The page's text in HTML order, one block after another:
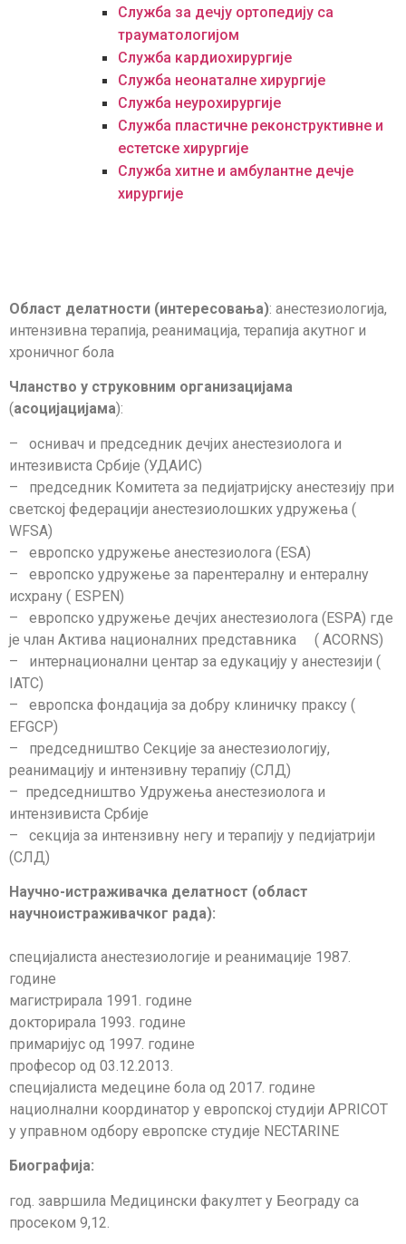
Служба за дечју ортопедију са
трауматологијом
Служба кардиохирургије
Служба неонаталне хирургије
Служба неурохирургије
Служба пластичне реконструктивне и
естетске хирургије
Служба хитне и амбулантне дечје
хирургије
Област делатности (интересовања): анестезиологија,
интензивна терапија, реанимација, терапија акутног и
хроничног бола
Чланство у струковним организацијама
(асоцијацијама):
– оснивач и председник дечјих анестезиолога и
интезивиста Србије (УДАИС)
– председник Комитета за педијатријску анестезију при
светској федерацији анестезиолошких удружења (
WFSA)
– европско удружење анестезиолога (ESA)
– европско удружење за парентералну и ентералну
исхрану ( ESPEN)
– европско удружење дечјих анестезиолога (ESPA) где
је члан Актива националних представника ( ACORNS)
– интернационални центар за едукацију у анестезији (
IATC)
– европска фондација за добру клиничку праксу (
EFGCP)
– председништво Секције за анестезиологију,
реанимацију и интензивну терапију (СЛД)
– председништво Удружења анестезиолога и
интензивиста Србије
– секција за интензивну негу и терапију у педијатрији
(СЛД)
Научно-истраживачка делатност (област
научноистраживачког рада):
специјалиста анестезиологије и реанимације 1987.
године
магистрирала 1991. године
докторирала 1993. године
примаријус од 1997. године
професор од 03.12.2013.
специјалиста медецине бола од 2017. године
нациолнални координатор у европској студији APRICOT
у управном одбору европске студије NECTARINE
Биографија:
год. завршила Медицински факултет у Београду са
просеком 9,12.